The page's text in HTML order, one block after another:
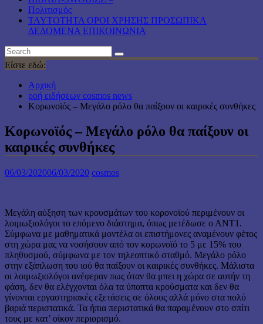
Πολιτισμός
TAYTOTHTA ΟΡΟΙ ΧΡΗΣΗΣ ΠΡΟΣΩΠΙΚΑ
ΔΕΔΟΜΕΝΑ ΕΠΙΚΟΙΝΩΝΙΑ
Είστε εδώ:
Αρχική
ροή ειδήσεων cosmos news
Κορωνοϊός – Μεγάλο ρόλο θα παίξουν οι καιρικές συνθήκες
Κορωνοϊός – Μεγάλο ρόλο θα παίξουν οι
καιρικές συνθήκες
06/03/202006/03/2020 cosmos
Μεγάλη αύξηση των κρουσμάτων του κορονοϊού περιμένουν οι
λοιμωξιολόγοι το επόμενο διάστημα, όπως μετέδωσε ο ΑΝΤ1.
Σύμφωνα με μαθηματικά μοντέλα οι επιστήμονες αναμένουν φέτος
στη χώρα μας να νοσήσουν από τον κορωνοϊό το 5 με 15% του
πληθυσμού, σύμφωνα με τον τηλεοπτικό σταθμό. Μεγάλο ρόλο
στην εξάπλωση του ιού θα παίξουν οι καιρικές συνθήκες. Μάλιστα
οι λοιμωξιολόγοι ανέφεραν πως όταν θα μπει η χώρα σε αυτήν τη
φάση, δεν θα ελέγχονται όλα τα ύποπτα κρούσματα και δεν θα
γίνονται εργαστηριακές εξετάσεις σε όλους αλλά μόνο στα πολύ
βαριά περιστατικά. Τα ήπια περιστατικά θα παραμένουν στο σπίτι
τους με κατ’ οίκον περιορισμό.